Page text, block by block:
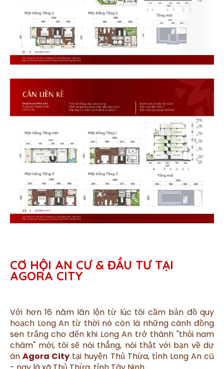
CƠ HỘI AN CƯ & ĐẦU TƯ TẠI
AGORA CITY
Với hơn 16 năm lăn lộn từ lúc tôi cầm bản đồ quy
hoạch Long An từ thời nó còn là những cánh đồng
sen trắng cho đến khi Long An trở thành "thỏi nam
châm" mới, tôi sẽ nói thẳng, nói thật với bạn về dự
ánAgora City tại huyện Thủ Thừa, tỉnh Long An cũ